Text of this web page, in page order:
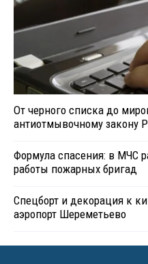
От черного списка до
антиотмывочному закону
Формула спасения: в МЧС
работы пожарных бригад
Спецборт и декорация к
аэропорт Шереметьево